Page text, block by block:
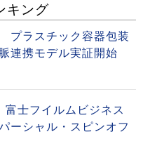
キング
ラスチック容器包装
連携モデル実証開始
士フイルムビジネス
ーシャル・スピンオフ